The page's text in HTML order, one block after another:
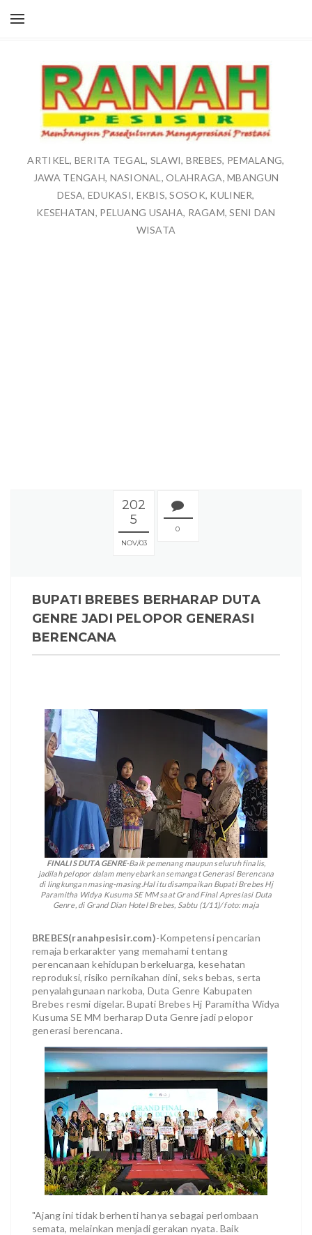
ARTIKEL, BERITA TEGAL, SLAWI, BREBES, PEMALANG,
JAWA TENGAH, NASIONAL, OLAHRAGA, MBANGUN
DESA, EDUKASI, EKBIS, SOSOK, KULINER,
KESEHATAN, PELUANG USAHA, RAGAM, SENI DAN
WISATA
202
5
NOV 03
0
BUPATI BREBES BERHARAP DUTA
GENRE JADI PELOPOR GENERASI
BERENCANA
FINALIS DUTA GENRE-Baik pemenang maupun seluruh finalis,
jadilah pelopor dalam menyebarkan semangat Generasi Berencana
di lingkungan masing-masing.Hal itu disampaikan Bupati Brebes Hj
Paramitha Widya Kusuma SE MM saat Grand Final Apresiasi Duta
Genre, di Grand Dian Hotel Brebes, Sabtu (1/11)/ foto: maja
BREBES(ranahpesisir.com)-Kompetensi pencarian
remaja berkarakter yang memahami tentang
perencanaan kehidupan berkeluarga, kesehatan
reproduksi, risiko pernikahan dini, seks bebas, serta
penyalahgunaan narkoba, Duta Genre Kabupaten
Brebes resmi digelar. Bupati Brebes Hj Paramitha Widya
Kusuma SE MM berharap Duta Genre jadi pelopor
generasi berencana.
"Ajang ini tidak berhenti hanya sebagai perlombaan
semata, melainkan menjadi gerakan nyata. Baik